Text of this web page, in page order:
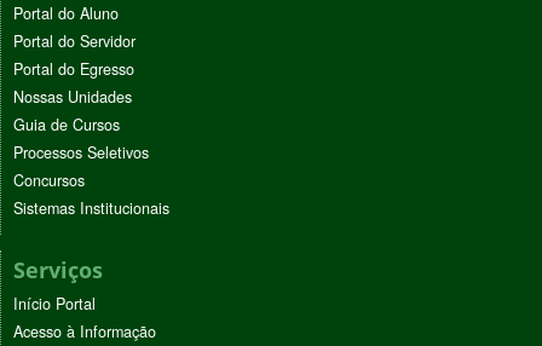
Portal do Aluno
Portal do Servidor
Portal do Egresso
Nossas Unidades
Guia de Cursos
Processos Seletivos
Concursos
Sistemas Institucionais
Serviços
Início Portal
Acesso à Informação